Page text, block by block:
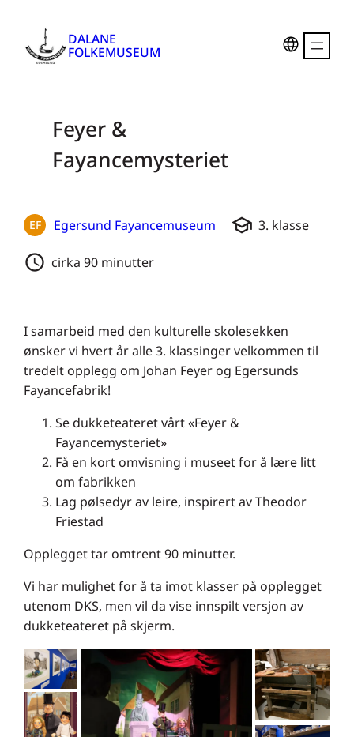
innhold
DALANE
FOLKEMUSEUM
Feyer &
Fayancemysteriet
EF Egersund Fayancemuseum school 3. klasse
schedule cirka 90 minutter
I samarbeid med den kulturelle skolesekken
ønsker vi hvert år alle 3. klassinger velkommen til
tredelt opplegg om Johan Feyer og Egersunds
Fayancefabrik!
Se dukketeateret vårt «Feyer &
Fayancemysteriet»
Få en kort omvisning i museet for å lære litt
om fabrikken
Lag pølsedyr av leire, inspirert av Theodor
Friestad
Opplegget tar omtrent 90 minutter.
Vi har mulighet for å ta imot klasser på opplegget
utenom DKS, men vil da vise innspilt versjon av
dukketeateret på skjerm.